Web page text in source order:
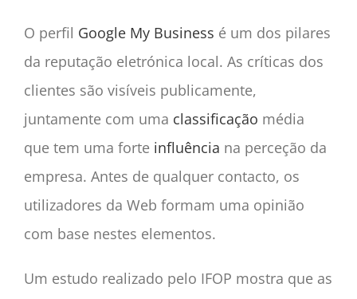
O perfil Google My Business é um dos pilares
da reputação eletrónica local. As críticas dos
clientes são visíveis publicamente,
juntamente com uma classificação média
que tem uma forte influência na perceção da
empresa. Antes de qualquer contacto, os
utilizadores da Web formam uma opinião
com base nestes elementos.
Um estudo realizado pelo IFOP mostra que as